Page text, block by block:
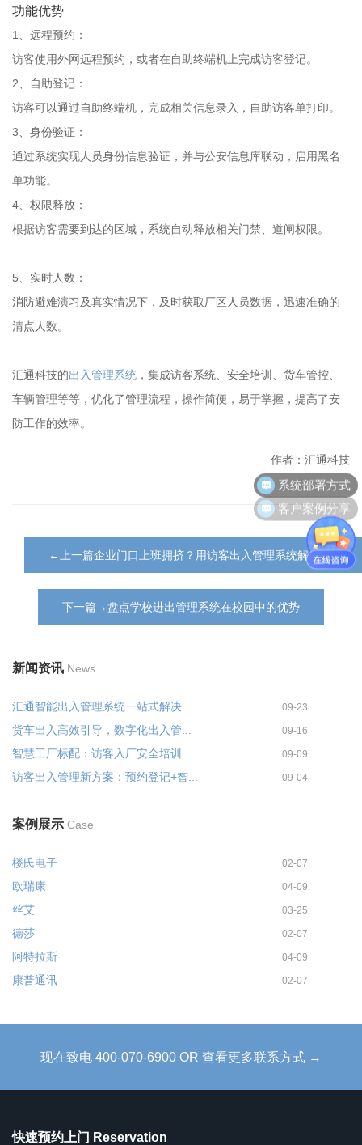
功能优势
1、远程预约：
访客使用外网远程预约，或者在自助终端机上完成访客登记。
2、自助登记：
访客可以通过自助终端机，完成相关信息录入，自助访客单打印。
3、身份验证：
通过系统实现人员身份信息验证，并与公安信息库联动，启用黑名
单功能。
4、权限释放：
根据访客需要到达的区域，系统自动释放相关门禁、道闸权限。
5、实时人数：
消防避难演习及真实情况下，及时获取厂区人员数据，迅速准确的
清点人数。
汇通科技的出入管理系统 ，集成访客系统 、安全培训、货车管控、
车辆管理等等，优化了管理流程，操作简便，易于掌握，提高了安
防工作的效率。
作者：汇通科技
←上一篇企业门口上班拥挤？用访客出入管理系统解决烦恼
下一篇→盘点学校进出管理系统在校园中的优势
新闻资讯 News
汇通智能出入管理系统一站式解决... 09-23
货车出入高效引导，数字化出入管... 09-16
智慧工厂标配：访客入厂安全培训... 09-09
访客出入管理新方案：预约登记+智... 09-04
案例展示 Case
楼氏电子 02-07
欧瑞康 04-09
丝艾 03-25
德莎 02-07
阿特拉斯 04-09
康普通讯 02-07
现在致电 400-070-6900 OR 查看更多联系方式 →
快速预约上门 Reservation
系统部署方式
客户案例分享